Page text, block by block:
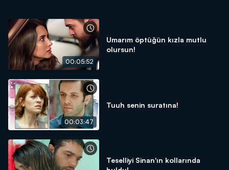
00:05:52
Umarım öptüğün kızla mutlu
olursun!
00:03:47
Tuuh senin suratına!
Teselliyi Sinan'ın kollarında